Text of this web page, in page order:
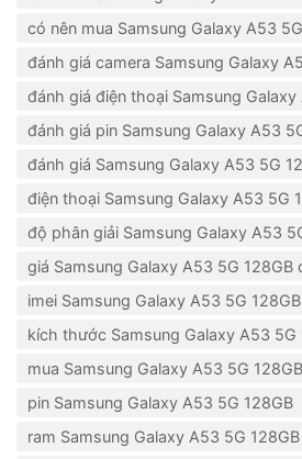
có nên mua Samsung Galaxy A53
đánh giá camera Samsung Galaxy
đánh giá điện thoại Samsung Galaxy
đánh giá pin Samsung Galaxy A53
đánh giá Samsung Galaxy A53 5G
điện thoại Samsung Galaxy A53 5G
độ phân giải Samsung Galaxy A53
giá Samsung Galaxy A53 5G 128GB
imei Samsung Galaxy A53 5G 128GB
kích thước Samsung Galaxy A53 5G
mua Samsung Galaxy A53 5G
pin Samsung Galaxy A53 5G 128GB
ram Samsung Galaxy A53 5G 128GB